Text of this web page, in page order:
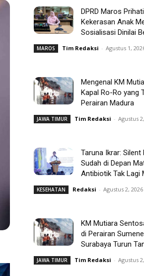
DPRD Maros
Kekerasan Anak
Sosialisasi Dinilai
MAROS Tim Redaksi - Agustus 1,
Mengenal KM
Kapal Ro-Ro yang
Perairan Madura
JAWA TIMUR Tim Redaksi - Agustus
Taruna Ikrar: Silent
Sudah di Depan
Antibiotik Tak Lagi
KESEHATAN Redaksi - Agustus 2, 2026
KM Mutiara
di Perairan
Surabaya Turun
JAWA TIMUR Tim Redaksi - Agustus